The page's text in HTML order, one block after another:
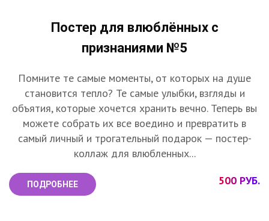
Постер для влюблённых с
признаниями №5
Помните те самые моменты, от которых на душе
становится тепло? Те самые улыбки, взгляды и
объятия, которые хочется хранить вечно. Теперь вы
можете собрать их все воедино и превратить в
самый личный и трогательный подарок — постер-
коллаж для влюбленных...
ПОДРОБНЕЕ 500 РУБ.